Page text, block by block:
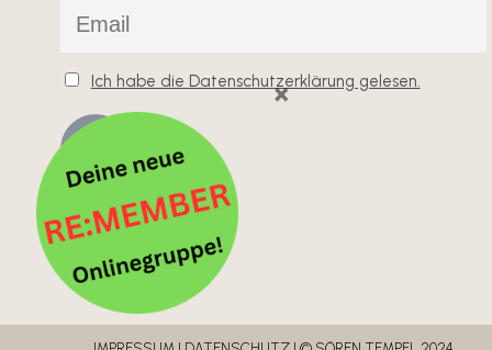
Ich habe die Datenschutzerklärung gelesen.
×